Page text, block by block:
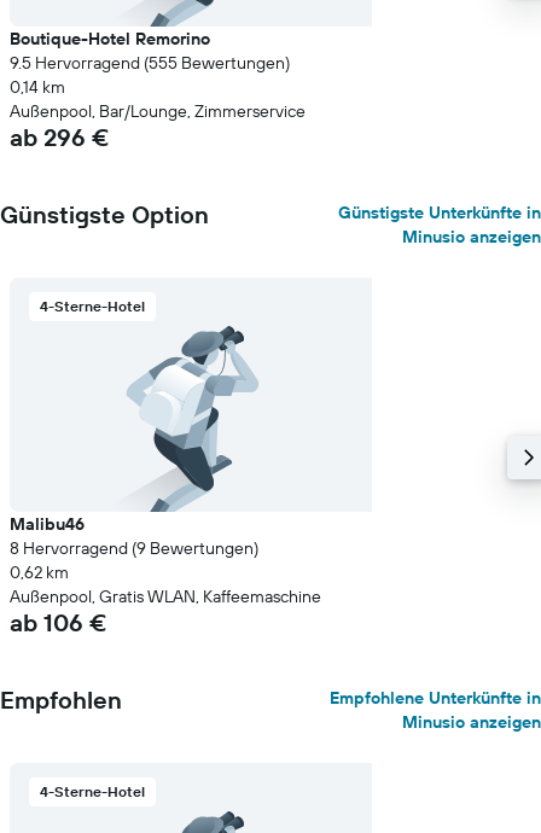
Boutique-Hotel Remorino
9.5 Hervorragend (555 Bewertungen)
0,14 km
Außenpool, Bar/Lounge, Zimmerservice
ab 296 €
Günstigste Option
Günstigste Unterkünfte in
Minusio anzeigen
4-Sterne-Hotel
Malibu46
8 Hervorragend (9 Bewertungen)
0,62 km
Außenpool, Gratis WLAN, Kaffeemaschine
ab 106 €
Empfohlen
Empfohlene Unterkünfte in
Minusio anzeigen
4-Sterne-Hotel